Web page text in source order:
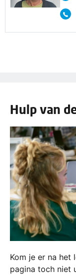
Hulp van
Kom je er na het
pagina toch niet